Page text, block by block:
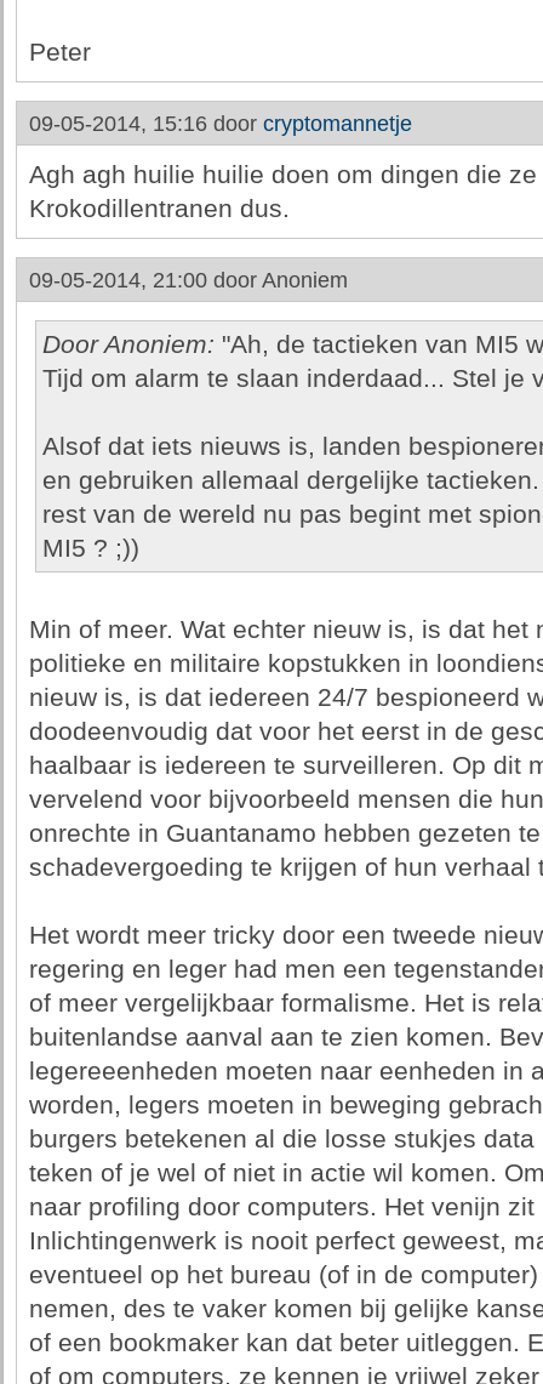
Peter
09-05-2014, 15:16 door cryptomannetje
Agh agh huilie huilie doen om dingen die
Krokodillentranen dus.
09-05-2014, 21:00 door Anoniem
Door Anoniem: "Ah, de tactieken van MI5
Tijd om alarm te slaan inderdaad... Stel je
Alsof dat iets nieuws is, landen
en gebruiken allemaal dergelijke
rest van de wereld nu pas begint met
MI5 ? ;))
Min of meer. Wat echter nieuw is, is dat
politieke en militaire kopstukken in
nieuw is, is dat iedereen 24/7 bespioneerd
doodeenvoudig dat voor het eerst in de
haalbaar is iedereen te surveilleren. Op dit
vervelend voor bijvoorbeeld mensen die
onrechte in Guantanamo hebben gezeten
schadevergoeding te krijgen of hun verhaal
Het wordt meer tricky door een tweede
regering en leger had men een
of meer vergelijkbaar formalisme. Het is
buitenlandse aanval aan te zien komen.
legereeenheden moeten naar eenheden in
worden, legers moeten in beweging
burgers betekenen al die losse stukjes
teken of je wel of niet in actie wil komen.
naar profiling door computers. Het venijn
Inlichtingenwerk is nooit perfect geweest,
eventueel op het bureau (of in de
nemen, des te vaker komen bij gelijke
of een bookmaker kan dat beter uitleggen.
of om computers, ze kennen je vrijwel